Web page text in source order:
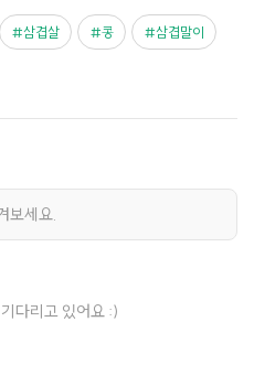
삼겹살 콩 삼겹말이
보세요.
다리고 있어요 :)